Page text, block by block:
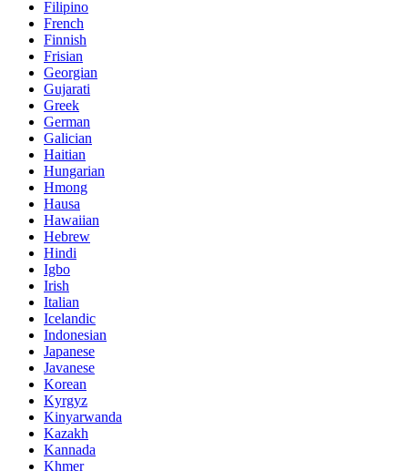
Filipino
French
Finnish
Frisian
Georgian
Gujarati
Greek
German
Galician
Haitian
Hungarian
Hmong
Hausa
Hawaiian
Hebrew
Hindi
Igbo
Irish
Italian
Icelandic
Indonesian
Japanese
Javanese
Korean
Kyrgyz
Kinyarwanda
Kazakh
Kannada
Khmer